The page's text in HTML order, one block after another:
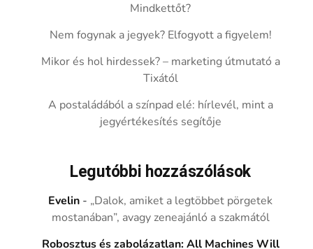
Mindkettőt?
Nem fogynak a jegyek? Elfogyott a figyelem!
Mikor és hol hirdessek? – marketing útmutató a
Tixától
A postaládából a színpad elé: hírlevél, mint a
jegyértékesítés segítője
Legutóbbi hozzászólások
Evelin - „Dalok, amiket a legtöbbet pörgetek
mostanában”, avagy zeneajánló a szakmától
Robosztus és zabolázatlan: All Machines Will